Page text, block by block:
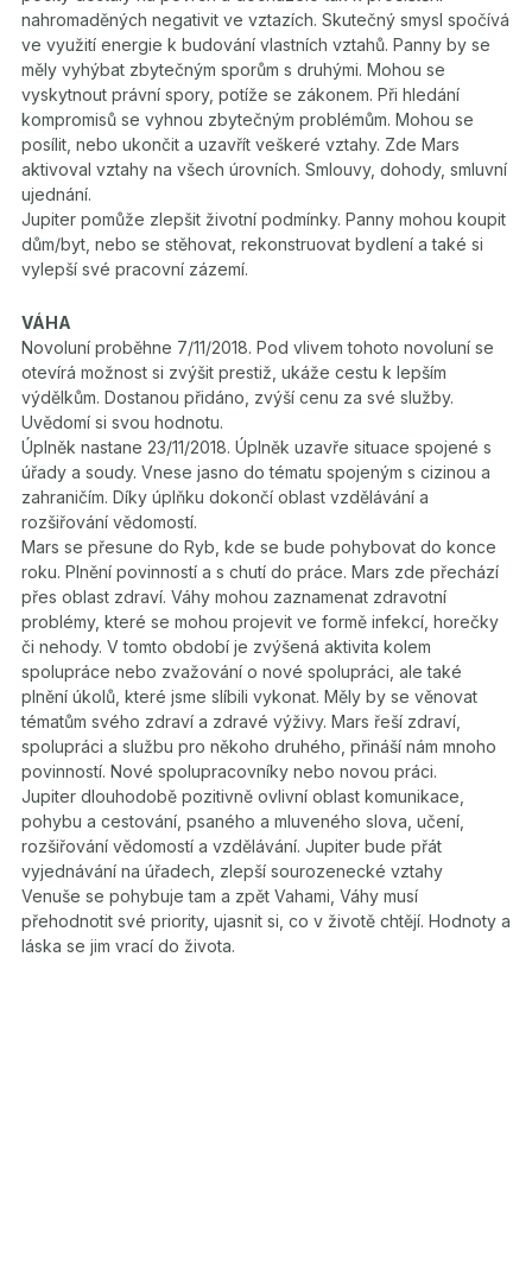
nahromaděných negativit ve vztazích. Skutečný smysl spočívá
ve využití energie k budování vlastních vztahů. Panny by se
měly vyhýbat zbytečným sporům s druhými. Mohou se
vyskytnout právní spory, potíže se zákonem. Při hledání
kompromisů se vyhnou zbytečným problémům. Mohou se
posílit, nebo ukončit a uzavřít veškeré vztahy. Zde Mars
aktivoval vztahy na všech úrovních. Smlouvy, dohody, smluvní
ujednání.
Jupiter pomůže zlepšit životní podmínky. Panny mohou koupit
dům/byt, nebo se stěhovat, rekonstruovat bydlení a také si
vylepší své pracovní zázemí.
VÁHA
Novoluní proběhne 7/11/2018. Pod vlivem tohoto novoluní se
otevírá možnost si zvýšit prestiž, ukáže cestu k lepším
výdělkům. Dostanou přidáno, zvýší cenu za své služby.
Uvědomí si svou hodnotu.
Úplněk nastane 23/11/2018. Úplněk uzavře situace spojené s
úřady a soudy. Vnese jasno do tématu spojeným s cizinou a
zahraničím. Díky úplňku dokončí oblast vzdělávání a
rozšiřování vědomostí.
Mars se přesune do Ryb, kde se bude pohybovat do konce
roku. Plnění povinností a s chutí do práce. Mars zde přechází
přes oblast zdraví. Váhy mohou zaznamenat zdravotní
problémy, které se mohou projevit ve formě infekcí, horečky
či nehody. V tomto období je zvýšená aktivita kolem
spolupráce nebo zvažování o nové spolupráci, ale také
plnění úkolů, které jsme slíbili vykonat. Měly by se věnovat
tématům svého zdraví a zdravé výživy. Mars řeší zdraví,
spolupráci a službu pro někoho druhého, přináší nám mnoho
povinností. Nové spolupracovníky nebo novou práci.
Jupiter dlouhodobě pozitivně ovlivní oblast komunikace,
pohybu a cestování, psaného a mluveného slova, učení,
rozšiřování vědomostí a vzdělávání. Jupiter bude přát
vyjednávání na úřadech, zlepší sourozenecké vztahy
Venuše se pohybuje tam a zpět Vahami, Váhy musí
přehodnotit své priority, ujasnit si, co v životě chtějí. Hodnoty a
láska se jim vrací do života.